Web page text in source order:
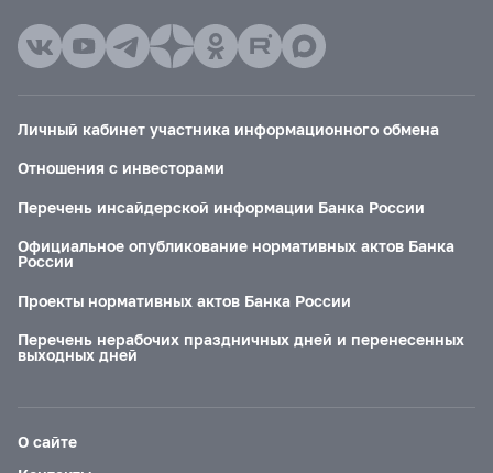
Личный кабинет участника информационного обмена
Отношения с инвесторами
Перечень инсайдерской информации Банка России
Официальное опубликование нормативных актов Банка
России
Проекты нормативных актов Банка России
Перечень нерабочих праздничных дней и перенесенных
выходных дней
О сайте